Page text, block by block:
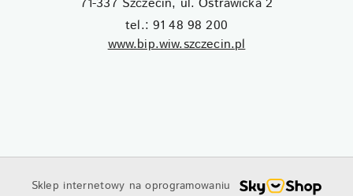
tel.: 91 48 98 200
www.bip.wiw.szczecin.pl
Sklep internetowy na oprogramowaniu